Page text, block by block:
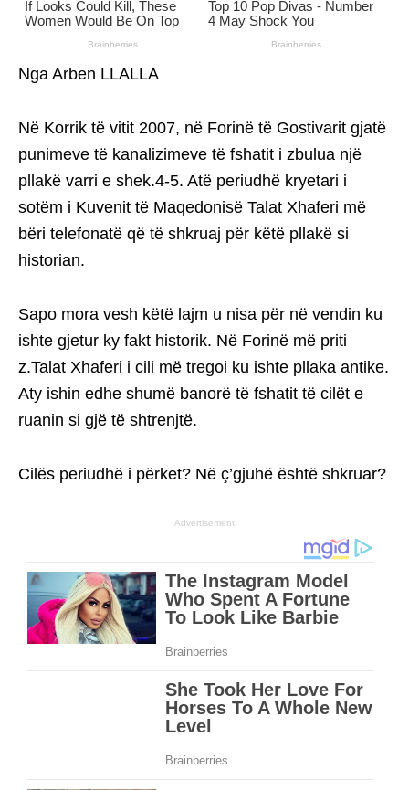
Nga Arben LLALLA
Në Korrik të vitit 2007, në Forinë të Gostivarit gjatë
punimeve të kanalizimeve të fshatit i zbulua një
pllakë varri e shek.4-5. Atë periudhë kryetari i
sotëm i Kuvenit të Maqedonisë Talat Xhaferi më
bëri telefonatë që të shkruaj për këtë pllakë si
historian.
Sapo mora vesh këtë lajm u nisa për në vendin ku
ishte gjetur ky fakt historik. Në Forinë më priti
z.Talat Xhaferi i cili më tregoi ku ishte pllaka antike.
Aty ishin edhe shumë banorë të fshatit të cilët e
ruanin si gjë të shtrenjtë.
Cilës periudhë i përket? Në ç’gjuhë është shkruar?
Advertisement